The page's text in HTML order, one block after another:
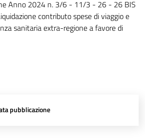
Anno 2024 n. 3/6 - 11/3 - 26 - 26 BIS
contributo spese di viaggio e
sanitaria extra-regione a favore di
pubblicazione